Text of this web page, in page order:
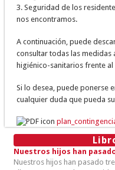
3. Seguridad de los
nos encontramos.
A continuación, puede
consultar todas las
higiénico-sanitarios frente al
Si lo desea, puede ponerse
cualquier duda que pueda
Nuestros hijos han
Nuestros hijos han pasado